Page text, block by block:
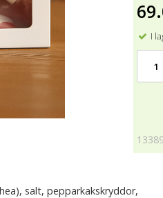
I
salt, pepparkakskryddor,